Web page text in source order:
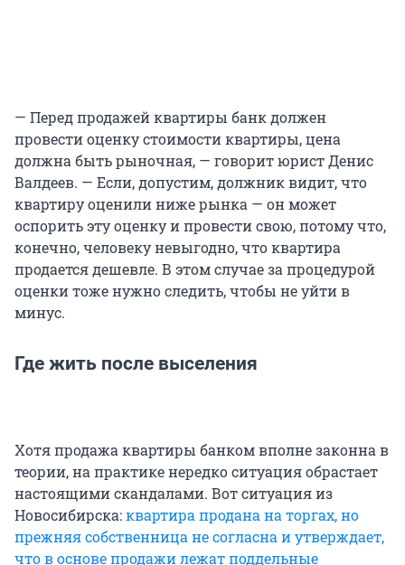
— Перед продажей квартиры банк должен
провести оценку стоимости квартиры, цена
должна быть рыночная, — говорит юрист Денис
Валдеев. — Если, допустим, должник видит, что
квартиру оценили ниже рынка — он может
оспорить эту оценку и провести свою, потому что,
конечно, человеку невыгодно, что квартира
продается дешевле. В этом случае за процедурой
оценки тоже нужно следить, чтобы не уйти в
минус.
Где жить после выселения
Хотя продажа квартиры банком вполне законна в
теории, на практике нередко ситуация обрастает
настоящими скандалами. Вот ситуация из
Новосибирска:квартира продана на торгах, но
прежняя собственница не согласна и утверждает,
что в основе продажи лежат поддельные